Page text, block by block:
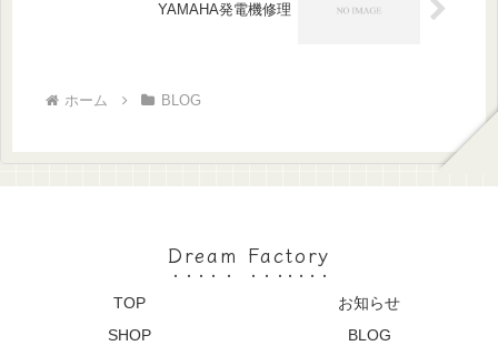
YAMAHA発電機修理
ホーム BLOG
Dream Factory
TOP
お知らせ
SHOP
BLOG